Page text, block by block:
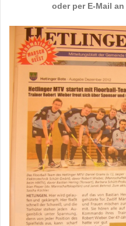
oder per E-Mail an